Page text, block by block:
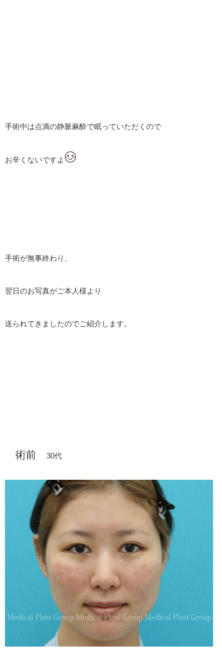
手術中は点滴の静脈麻酔で眠っていただくので
お辛くないですよ
手術が無事終わり、
翌日のお写真がご本人様より
送られてきましたのでご紹介します。
術前 30代